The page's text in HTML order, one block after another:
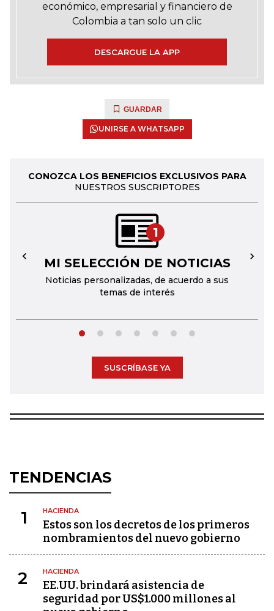
económico, empresarial y financiero de
Colombia a tan solo un clic
DESCARGUE LA APP
GUARDAR
UNIRSE A WHATSAPP
CONOZCA LOS BENEFICIOS EXCLUSIVOS PARA
NUESTROS SUSCRIPTORES
1
MI SELECCIÓN DE NOTICIAS
Noticias personalizadas, de acuerdo a sus
temas de interés
← →
SUSCRÍBASE YA
TENDENCIAS
1 HACIENDA
Estos son los decretos de los primeros
nombramientos del nuevo gobierno
2 HACIENDA
EE.UU. brindará asistencia de
seguridad por US$1.000 millones al